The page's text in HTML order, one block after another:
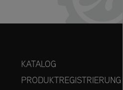
KATALOG
PRODUKTREGISTRIERUNG